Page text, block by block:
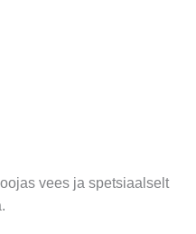
vees ja spetsiaalselt